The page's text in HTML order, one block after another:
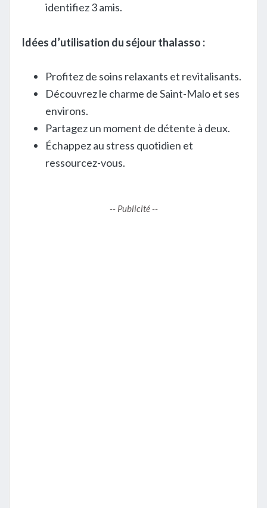
identifiez 3 amis.
Idées d’utilisation du séjour thalasso :
Profitez de soins relaxants et revitalisants.
Découvrez le charme de Saint-Malo et ses
environs.
Partagez un moment de détente à deux.
Échappez au stress quotidien et
ressourcez-vous.
-- Publicité --